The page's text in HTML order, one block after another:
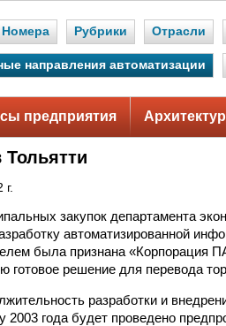
Номера Рубрики Отрасли
направления автоматизации
предприятия
Тольятти
г.
закупок департамента
автоматизированной
была признана «Корпорация
готовое решение для перевода
разработки и
2003 года будет проведено